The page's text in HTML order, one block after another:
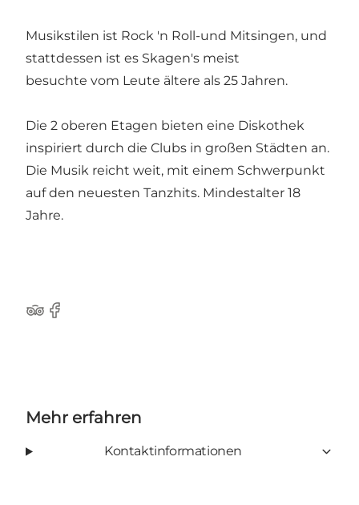
Musikstilen ist Rock 'n Roll-und Mitsingen, und
stattdessen ist es Skagen's meist
besuchte vom Leute ältere als 25 Jahren.
Die 2 oberen Etagen bieten eine Diskothek
inspiriert durch die Clubs in großen Städten an.
Die Musik reicht weit, mit einem Schwerpunkt
auf den neuesten Tanzhits. Mindestalter 18
Jahre.
TripAdvisor
Facebook
Mehr erfahren
Kontaktinformationen